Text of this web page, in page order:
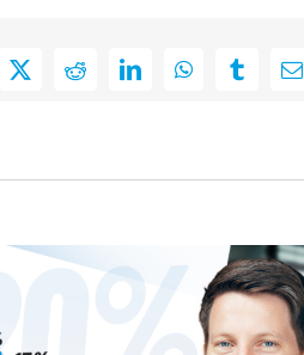
X RedditLinkedInWhatsAppTumblrE-